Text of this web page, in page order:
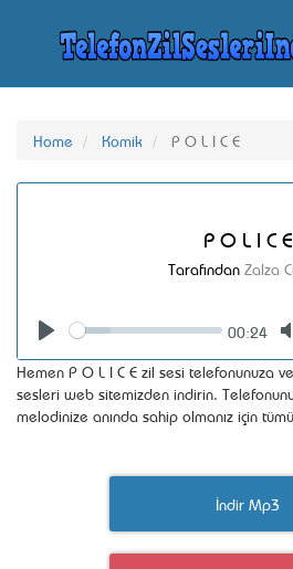
Home Komik P O L I C E
P O L I C E
Tarafından Zalza
Seek
00:24
Hemen P O L I C E zil sesi telefonunuza
sesleri web sitemizden indirin.
melodinize anında sahip olmanız için
İndir Mp3